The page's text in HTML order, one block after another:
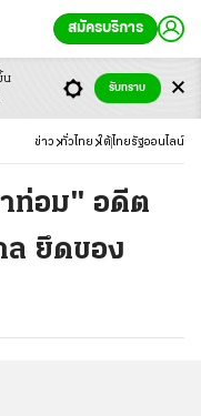
สมัครบริการ
ข่าว ทั่วไทย ใต้ ไทยรัฐออนไลน์
ท่อม" อดีต
ล ยึดของ
น
รับทราบ